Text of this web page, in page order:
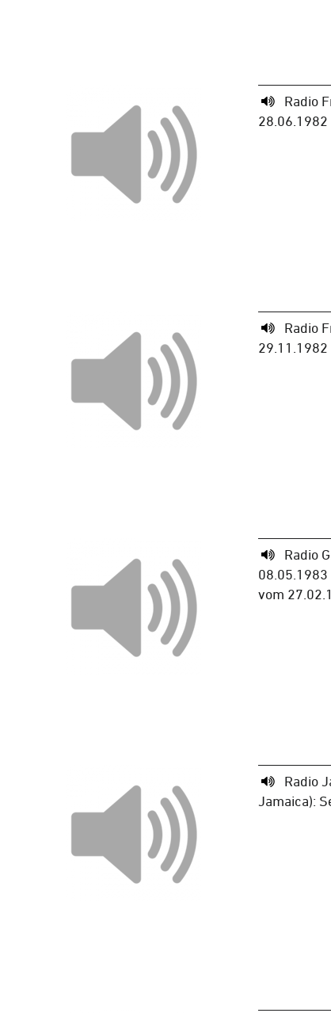
Radio
28.06.1982
Radio
29.11.1982
Radio
08.05.1983
vom
Radio
Jamaica):